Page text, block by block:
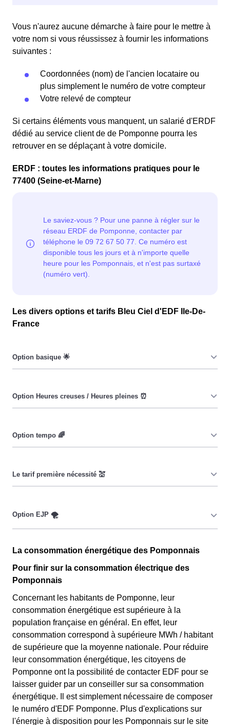
Vous n'aurez aucune démarche à faire pour le mettre à
votre nom si vous réussissez à fournir les informations
suivantes :
Coordonnées (nom) de l'ancien locataire ou
plus simplement le numéro de votre compteur
Votre relevé de compteur
Si certains éléments vous manquent, un salarié d'ERDF
dédié au service client de de Pomponne pourra les
retrouver en se déplaçant à votre domicile.
ERDF : toutes les informations pratiques pour le
77400 (Seine-et-Marne)
Les divers options et tarifs Bleu Ciel d'EDF Ile-De-
France
date, ni de l'heure, que ce soit à Pomponne ou ailleurs.
💡
Pomponne est moindre. ⚡
Pomponnais à réduire leur consommation pendant 65
jours par an durant lesquels le prix du kiloWatt est
uniquement pour les consommateurs Pomponnais qui
premiers KWh de chaque mois sont moins chers, et
fait attention à sa consommation à Pomponne. Ce tarif
existe chez la plupart des fournisseurs d'électricité de
France et est disponible pour les Pomponnais éligibles.
💡🏠
clients Pomponnais l'ayant choisie avant 1998. Elle
différencie deux tarifs : pendant 22 jours le prix de
l'électricité est quatre fois plus cher, tandis que tous les
rapport au tarif normal à Pomponne. ⚡💸
La consommation énergétique des Pomponnais
Pour finir sur la consommation électrique des
Pomponnais
Concernant les habitants de Pomponne, leur
consommation énergétique est supérieure à la
population française en général. En effet, leur
consommation correspond à supérieure MWh / habitant
de supérieure que la moyenne nationale. Pour réduire
leur consommation énergétique, les citoyens de
Pomponne ont la possibilité de contacter EDF pour se
laisser guider par un conseiller sur sa consommation
énergétique. Il est simplement nécessaire de composer
le numéro d'EDF Pomponne. Plus d'explications sur
l'énergie à disposition pour les Pomponnais sur le site